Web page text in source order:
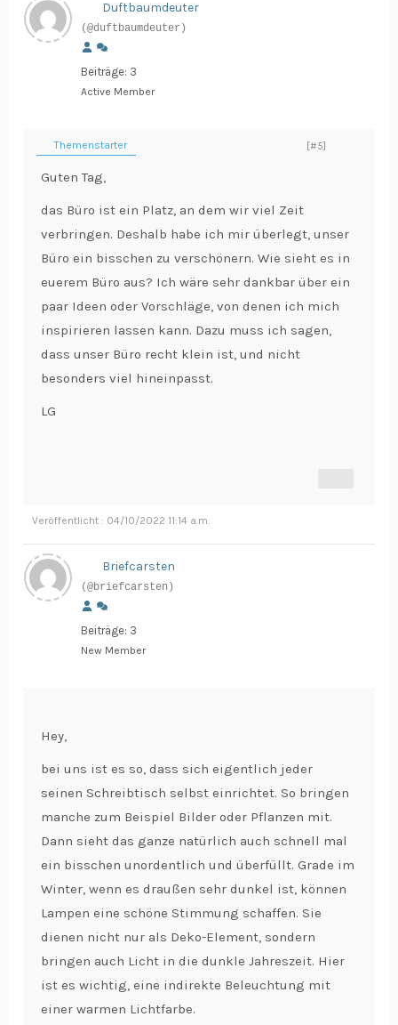
Duftbaumdeuter
(@duftbaumdeuter)
Beiträge: 3
Active Member
Themenstarter [#5]
Guten Tag,
das Büro ist ein Platz, an dem wir viel Zeit
verbringen. Deshalb habe ich mir überlegt, unser
Büro ein bisschen zu verschönern. Wie sieht es in
euerem Büro aus? Ich wäre sehr dankbar über ein
paar Ideen oder Vorschläge, von denen ich mich
inspirieren lassen kann. Dazu muss ich sagen,
dass unser Büro recht klein ist, und nicht
besonders viel hineinpasst.
LG
Veröffentlicht : 04/10/2022 11:14 a.m.
Briefcarsten
(@briefcarsten)
Beiträge: 3
New Member
Hey,
bei uns ist es so, dass sich eigentlich jeder
seinen Schreibtisch selbst einrichtet. So bringen
manche zum Beispiel Bilder oder Pflanzen mit.
Dann sieht das ganze natürlich auch schnell mal
ein bisschen unordentlich und überfüllt. Grade im
Winter, wenn es draußen sehr dunkel ist, können
Lampen eine schöne Stimmung schaffen. Sie
dienen nicht nur als Deko-Element, sondern
bringen auch Licht in die dunkle Jahreszeit. Hier
ist es wichtig, eine indirekte Beleuchtung mit
einer warmen Lichtfarbe.